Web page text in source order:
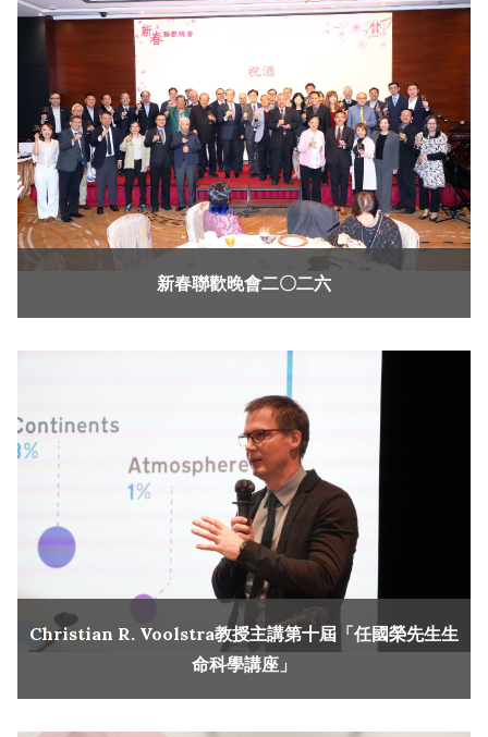
新春聯歡晚會二〇二六
Christian R. Voolstra教授主講第十屆「任國榮先生生
命科學講座」